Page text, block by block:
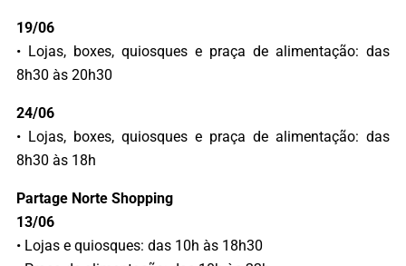
19/06
• Lojas, boxes, quiosques e praça de alimentação: das
8h30 às 20h30
24/06
• Lojas, boxes, quiosques e praça de alimentação: das
8h30 às 18h
Partage Norte Shopping
13/06
• Lojas e quiosques: das 10h às 18h30